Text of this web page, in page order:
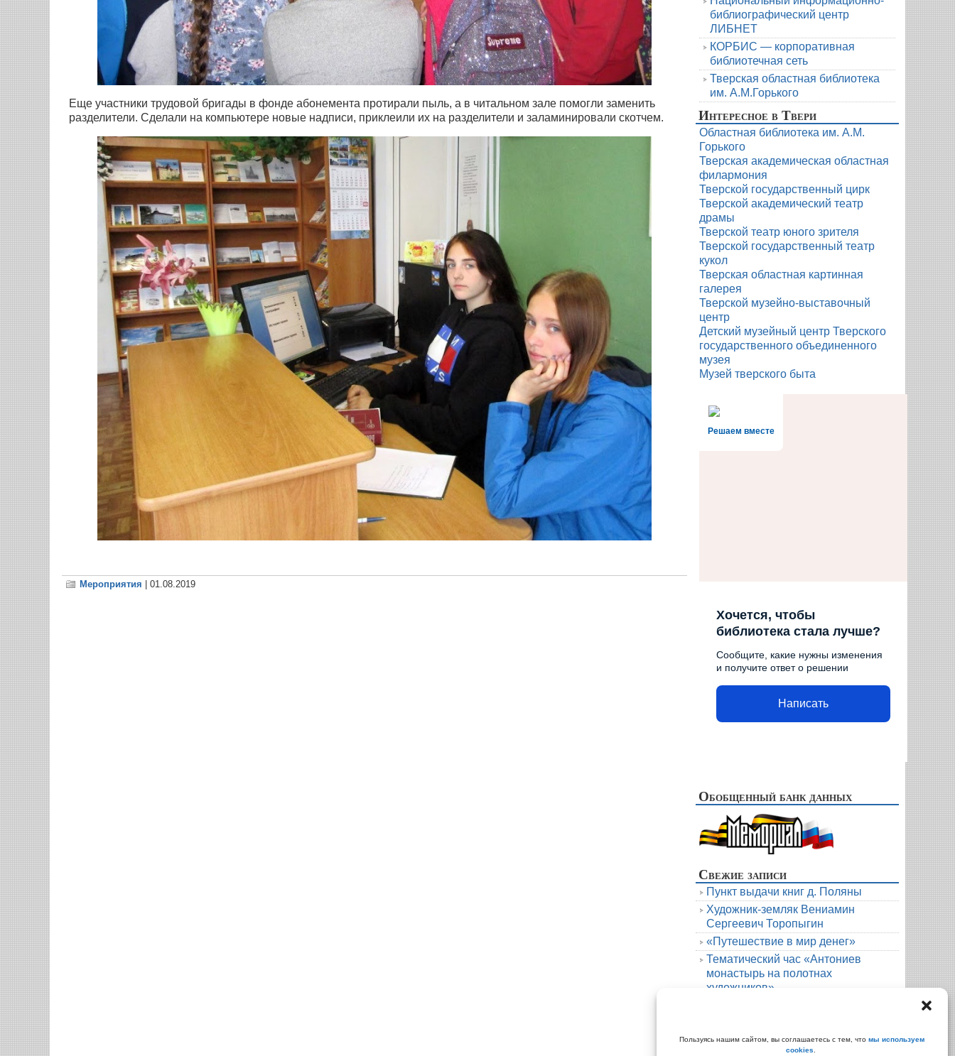
Пользуясь нашим сайтом, вы соглашаетесь с тем, что мы используем
cookies
Еще участники трудовой бригады в фонде абонемента протирали пыль, а в читальном зале помогли заменить
разделители. Сделали на компьютере новые надписи, приклеили их на разделители и заламинировали скотчем.
Мероприятия | 01.08.2019
библиографический центр
ЛИБНЕТ
КОРБИС — корпоративная
библиотечная сеть
Тверская областная библиотека
им. А.М.Горького
Интересное в Твери
Областная библиотека им. А.М.
Горького
Тверская академическая областная
филармония
Тверской государственный цирк
Тверской академический театр
драмы
Тверской театр юного зрителя
Тверской государственный театр
кукол
Тверская областная картинная
галерея
Тверской музейно-выставочный
центр
Детский музейный центр Тверского
государственного объединенного
музея
Музей тверского быта
Решаем вместе
Хочется, чтобы
библиотека стала лучше?
Сообщите, какие нужны изменения
и получите ответ о решении
Написать
Обобщенный банк данных
Свежие записи
Пункт выдачи книг д. Поляны
Художник-земляк Вениамин
Сергеевич Торопыгин
«Путешествие в мир денег»
Тематический час «Антониев
монастырь на полотнах
художников»
Архивы